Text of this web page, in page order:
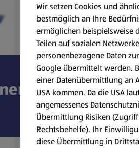
¹ € 9,99 ¹
6.8.
Wir setzen Cookies und
bestmöglich an Ihre
ermöglichen beispielsweise
Teilen auf sozialen
personenbezogene Daten
Google übermittelt werden.
einer Datenübermittlung an
USA kommen. Da die USA
angemessenes
Übermittlung Risiken
Rechtsbehelfe). Ihr
diese Übermittlung in